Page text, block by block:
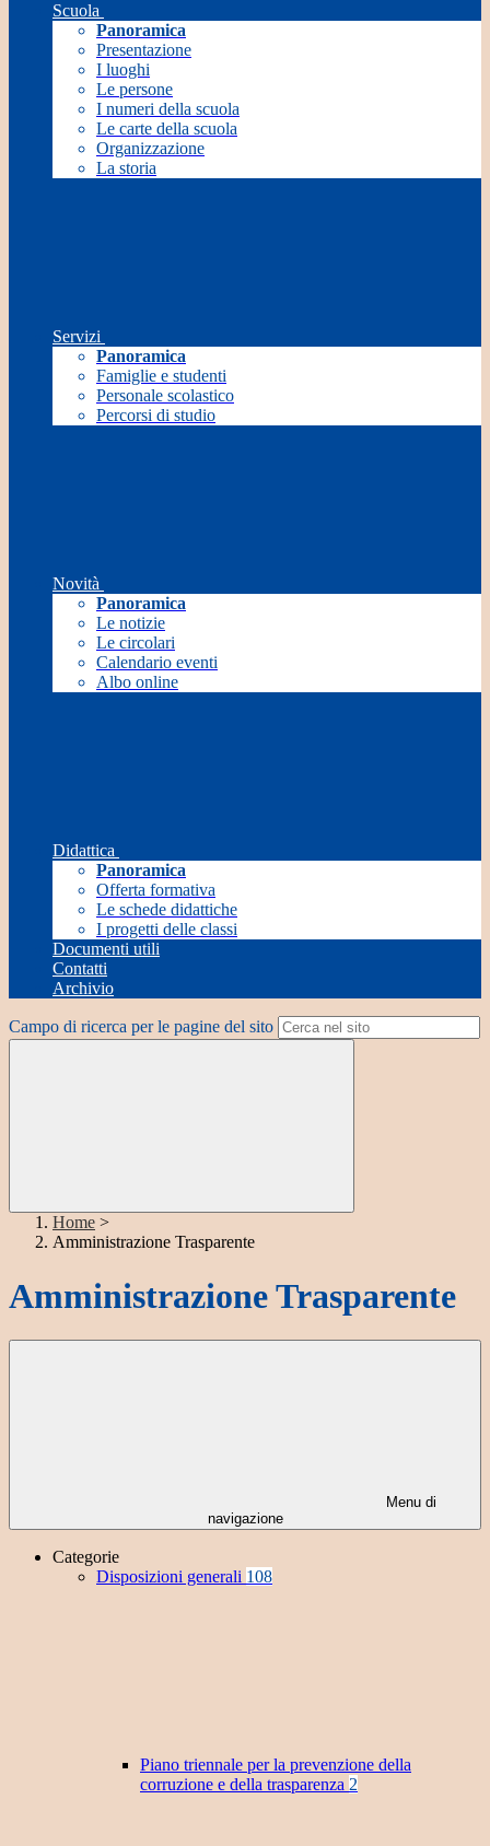
Scuola
Panoramica
Presentazione
I luoghi
Le persone
I numeri della scuola
Le carte della scuola
Organizzazione
La storia
Servizi
Panoramica
Famiglie e studenti
Personale scolastico
Percorsi di studio
Novità
Panoramica
Le notizie
Le circolari
Calendario eventi
Albo online
Didattica
Panoramica
Offerta formativa
Le schede didattiche
I progetti delle classi
Documenti utili
Contatti
Archivio
Campo di ricerca per le pagine del sito
Home >
Amministrazione Trasparente
Amministrazione Trasparente
Menu di
navigazione
Categorie
Disposizioni generali 108
Piano triennale per la prevenzione della
corruzione e della trasparenza 2